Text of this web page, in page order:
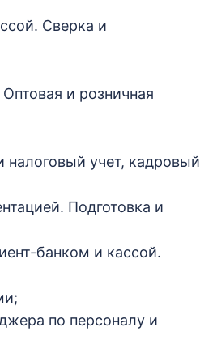
Сверка и
и розничная
налоговый учет, кадровый
Подготовка и
банком и кассой.
по персоналу и